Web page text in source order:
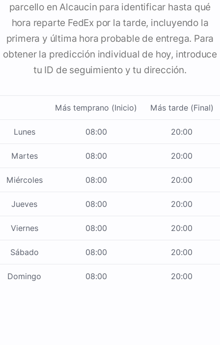
parcello en Alcaucin para identificar hasta qué
hora reparte FedEx por la tarde, incluyendo la
primera y última hora probable de entrega. Para
obtener la predicción individual de hoy, introduce
tu ID de seguimiento y tu dirección.
Más temprano (Inicio) Más tarde (Final)
Lunes 08:00 20:00
Martes 08:00 20:00
Miércoles 08:00 20:00
Jueves 08:00 20:00
Viernes 08:00 20:00
Sábado 08:00 20:00
Domingo 08:00 20:00